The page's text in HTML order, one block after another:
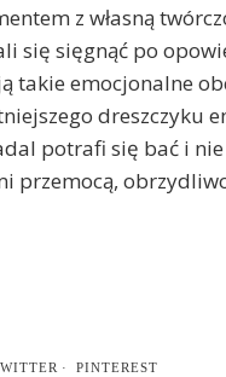
z własną
się sięgnąć po
takie emocjonalne
dreszczyku
potrafi się bać i
przemocą,
PINTEREST